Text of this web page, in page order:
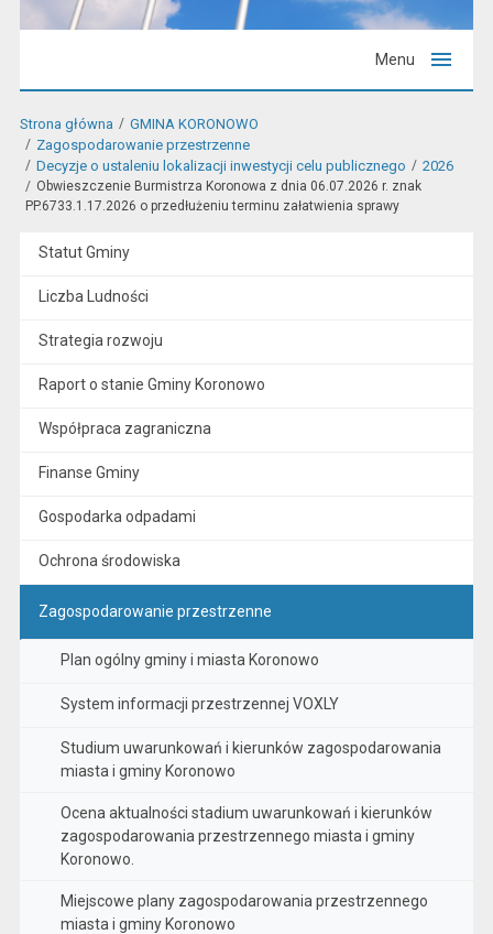
Menu
Strona główna
GMINA KORONOWO
Zagospodarowanie przestrzenne
Decyzje o ustaleniu lokalizacji inwestycji celu publicznego
2026
Obwieszczenie Burmistrza Koronowa z dnia 06.07.2026 r. znak
PP.6733.1.17.2026 o przedłużeniu terminu załatwienia sprawy
Statut Gminy
Liczba Ludności
Strategia rozwoju
Raport o stanie Gminy Koronowo
Współpraca zagraniczna
Finanse Gminy
Gospodarka odpadami
Ochrona środowiska
Zagospodarowanie przestrzenne
Plan ogólny gminy i miasta Koronowo
System informacji przestrzennej VOXLY
Studium uwarunkowań i kierunków zagospodarowania
miasta i gminy Koronowo
Ocena aktualności stadium uwarunkowań i kierunków
zagospodarowania przestrzennego miasta i gminy
Koronowo.
Miejscowe plany zagospodarowania przestrzennego
miasta i gminy Koronowo